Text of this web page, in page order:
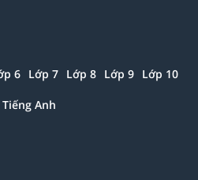
6 Lớp 7 Lớp 8 Lớp 9 Lớp 10
Tiếng Anh